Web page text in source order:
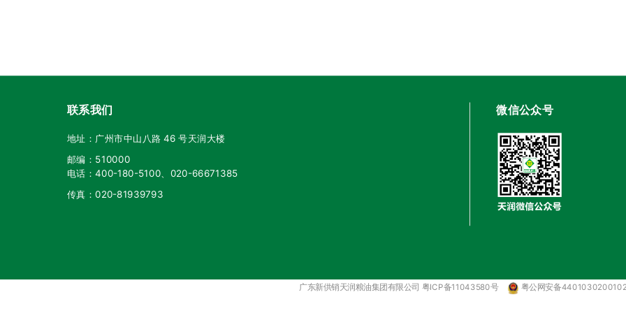
联系我们
地址：广州市中山八路 46 号天润大楼
邮编：510000
电话：400-180-5100、020-66671385
传真：020-81939793
微信公众号
广东新供销天润粮油集团有限公司 粤ICP备11043580号 粤公网安备